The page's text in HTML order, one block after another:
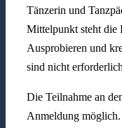
Tänzerin und
Mittelpunkt steht die
Ausprobieren und
sind nicht
Die Teilnahme an
Anmeldung